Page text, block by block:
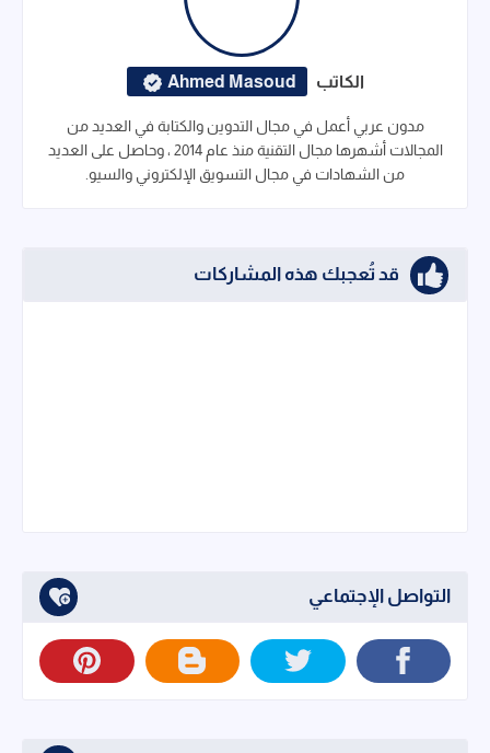
الكاتب Ahmed Masoud
مدون عربي أعمل في مجال التدوين والكتابة في العديد من
المجالات أشهرها مجال التقنية منذ عام 2014 ، وحاصل على العديد
من الشهادات في مجال التسويق الإلكتروني والسيو.
قد تُعجبك هذه المشاركات
التواصل الإجتماعي